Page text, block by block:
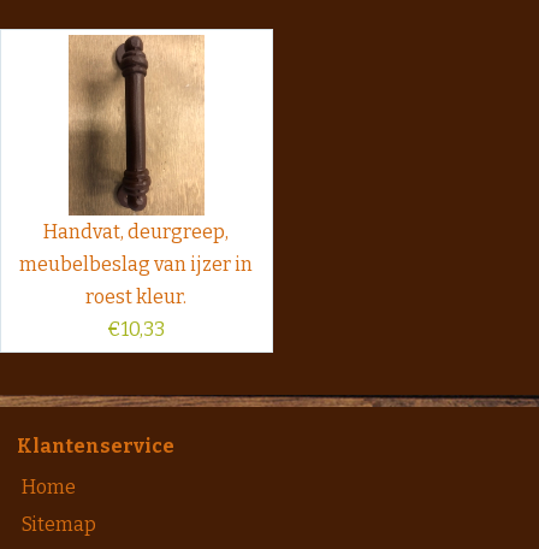
Handvat, deurgreep,
meubelbeslag van ijzer in
roest kleur.
€10,33
Klantenservice
Home
Sitemap